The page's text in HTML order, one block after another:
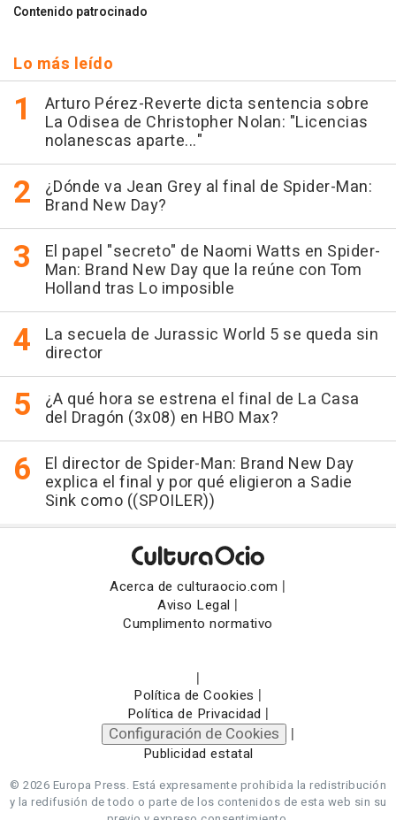
Contenido patrocinado
Lo más leído
Arturo Pérez-Reverte dicta sentencia sobre
La Odisea de Christopher Nolan: "Licencias
nolanescas aparte..."
¿Dónde va Jean Grey al final de Spider-Man:
Brand New Day?
El papel "secreto" de Naomi Watts en Spider-
Man: Brand New Day que la reúne con Tom
Holland tras Lo imposible
La secuela de Jurassic World 5 se queda sin
director
¿A qué hora se estrena el final de La Casa
del Dragón (3x08) en HBO Max?
El director de Spider-Man: Brand New Day
explica el final y por qué eligieron a Sadie
Sink como ((SPOILER))
Acerca de culturaocio.com |
Aviso Legal |
Cumplimento normativo
|
Política de Cookies |
Política de Privacidad |
Configuración de Cookies |
Publicidad estatal
© 2026 Europa Press. Está expresamente prohibida la redistribución
y la redifusión de todo o parte de los contenidos de esta web sin su